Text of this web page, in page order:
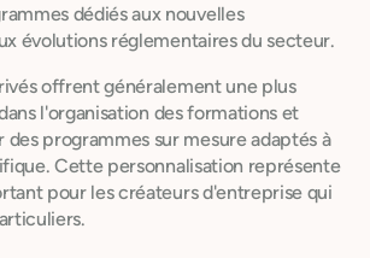
dédiés aux nouvelles
évolutions réglementaires du secteur.
offrent généralement une plus
l'organisation des formations et
programmes sur mesure adaptés à
Cette personnalisation représente
pour les créateurs d'entreprise qui